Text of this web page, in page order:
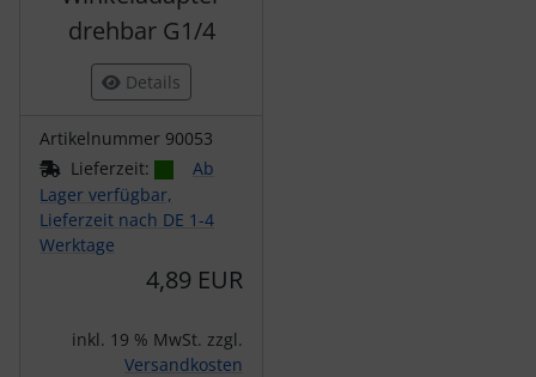
drehbar G1/4
Details
Artikelnummer 90053
Lieferzeit:
Ab
Lager verfügbar,
Lieferzeit nach DE 1-4
Werktage
4,89 EUR
inkl. 19 % MwSt. zzgl.
Versandkosten